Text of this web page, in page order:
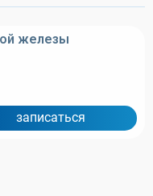
железы
записаться